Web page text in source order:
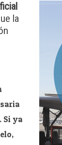
la
Si ya